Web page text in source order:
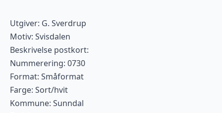
Utgiver: G. Sverdrup
Motiv: Svisdalen
Beskrivelse postkort:
Nummerering: 0730
Format: Småformat
Farge: Sort/hvit
Kommune: Sunndal